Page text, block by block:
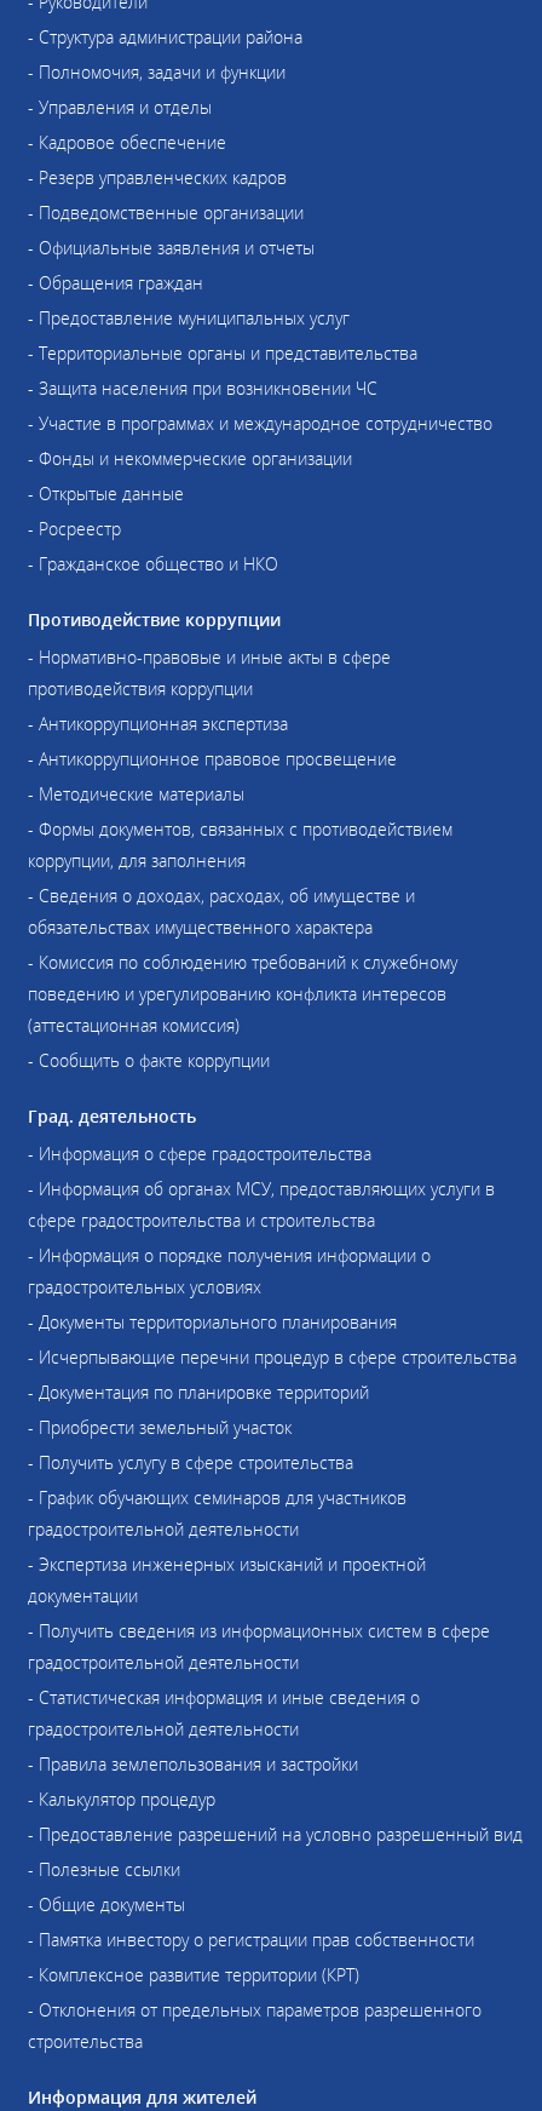
- Структура администрации района
- Полномочия, задачи и функции
- Управления и отделы
- Кадровое обеспечение
- Резерв управленческих кадров
- Подведомственные организации
- Официальные заявления и отчеты
- Обращения граждан
- Предоставление муниципальных услуг
- Территориальные органы и представительства
- Защита населения при возникновении ЧС
- Участие в программах и международное сотрудничество
- Фонды и некоммерческие организации
- Открытые данные
- Росреестр
- Гражданское общество и НКО
Противодействие коррупции
- Нормативно-правовые и иные акты в сфере
противодействия коррупции
- Антикоррупционная экспертиза
- Антикоррупционное правовое просвещение
- Методические материалы
- Формы документов, связанных с противодействием
коррупции, для заполнения
- Сведения о доходах, расходах, об имуществе и
обязательствах имущественного характера
- Комиссия по соблюдению требований к служебному
поведению и урегулированию конфликта интересов
(аттестационная комиссия)
- Сообщить о факте коррупции
Град. деятельность
- Информация о сфере градостроительства
- Информация об органах МСУ, предоставляющих услуги в
сфере градостроительства и строительства
- Информация о порядке получения информации о
градостроительных условиях
- Документы территориального планирования
- Исчерпывающие перечни процедур в сфере строительства
- Документация по планировке территорий
- Приобрести земельный участок
- Получить услугу в сфере строительства
- График обучающих семинаров для участников
градостроительной деятельности
- Экспертиза инженерных изысканий и проектной
документации
- Получить сведения из информационных систем в сфере
градостроительной деятельности
- Статистическая информация и иные сведения о
градостроительной деятельности
- Правила землепользования и застройки
- Калькулятор процедур
- Предоставление разрешений на условно разрешенный вид
- Полезные ссылки
- Общие документы
- Памятка инвестору о регистрации прав собственности
- Комплексное развитие территории (КРТ)
- Отклонения от предельных параметров разрешенного
строительства
Информация для жителей